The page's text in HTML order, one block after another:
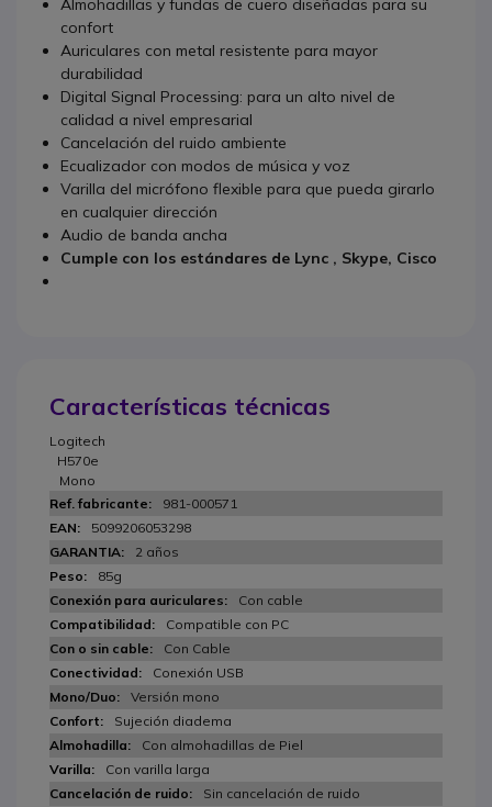
confort
Auriculares con metal resistente para mayor
durabilidad
Digital Signal Processing: para un alto nivel de
calidad a nivel empresarial
Cancelación del ruido ambiente
Ecualizador con modos de música y voz
Varilla del micrófono flexible para que pueda girarlo
en cualquier dirección
Audio de banda ancha
Cumple con los estándares de Lync , Skype, Cisco
Características técnicas
Logitech
H570e
Mono
981-000571
5099206053298
2 años
85g
Con cable
Compatible con PC
Con Cable
Conexión USB
Versión mono
Sujeción diadema
Con almohadillas de Piel
Con varilla larga
Sin cancelación de ruido